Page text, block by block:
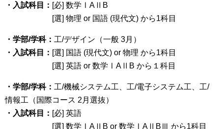
・入試科目： [必] 数学ⅠAⅡB
[選] 物理 or 国語 (現代文) から1科目
・学部/学科： 工/デザイン（一般 3月）
・入試科目： [選] 国語 (現代文) or 物理 から1科目
[選] 英語 or 数学ⅠAⅡB から１科目
・学部/学科： 工/機械システム工、工/電子システム工、工/
情報工（国際コース 2月選抜）
・入試科目： [必] 英語
[選] 数学ⅠAⅡB or 数学ⅠAⅡBⅢ から1科目